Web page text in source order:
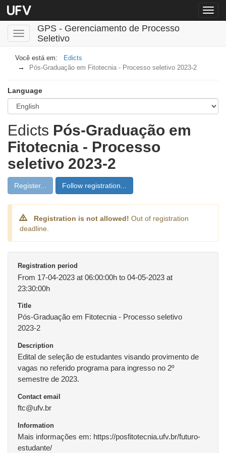
Menu
Toggle
navigation
GPS - Gerenciamento de Processo
Seletivo
Edicts
Pós-Graduação em Fitotecnia - Processo seletivo 2023-2
Language
Edicts Pós-Graduação em
Fitotecnia - Processo
seletivo 2023-2
Register... Follow registration...
Registration is not allowed! Out of registration
deadline.
Registration period
From 17-04-2023 at 06:00:00h to 04-05-2023 at
23:30:00h
Title
Pós-Graduação em Fitotecnia - Processo seletivo
2023-2
Description
Edital de seleção de estudantes visando provimento de
vagas no referido programa para ingresso no 2º
semestre de 2023.
Contact email
ftc@ufv.br
Information
Mais informações em: https://posfitotecnia.ufv.br/futuro-
estudante/